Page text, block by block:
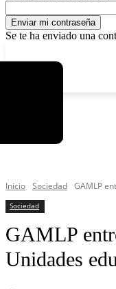
Se te ha enviado una
Inicio Sociedad GAMLP
Sociedad
GAMLP
Unidades